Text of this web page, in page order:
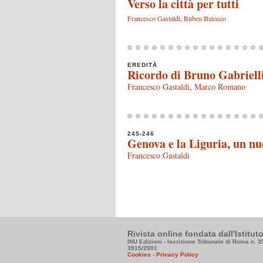
Verso la città per tutti
Francesco Gastaldi, Ruben Baiocco
EREDITÀ
Ricordo di Bruno
Francesco Gastaldi, Marco Romano
245-246
Genova e la Liguria, un
Francesco Gastaldi
Rivista online fondata
INU Edizioni - Iscrizione Tribunale di Roma n.
3915/2001
Cookies - Privacy Policy